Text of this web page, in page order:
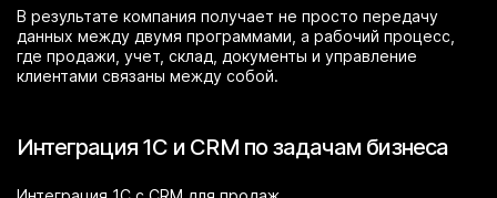
В результате компания получает не просто передачу
данных между двумя программами, а рабочий процесс,
где продажи, учет, склад, документы и управление
клиентами связаны между собой.
Интеграция 1С и CRM по задачам бизнеса